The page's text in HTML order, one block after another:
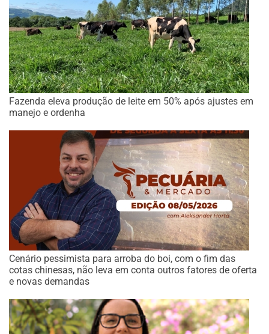
Fazenda eleva produção de leite em 50% após ajustes em
manejo e ordenha
Cenário pessimista para arroba do boi, com o fim das
cotas chinesas, não leva em conta outros fatores de oferta
e novas demandas